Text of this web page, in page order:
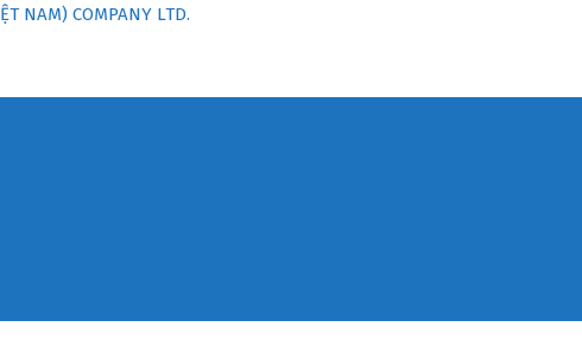
NAM) COMPANY LTD.